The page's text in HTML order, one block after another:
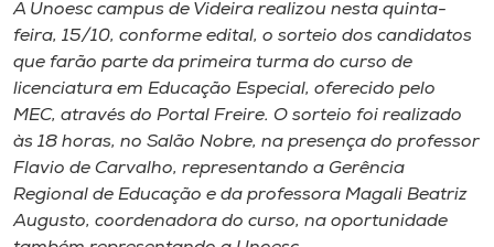
Cultura
CPA
Biblioteca
A Unoesc campus de Videira realizou nesta quinta-
feira, 15/10, conforme edital, o sorteio dos candidatos
que farão parte da primeira turma do curso de
licenciatura em Educação Especial, oferecido pelo
MEC, através do Portal Freire. O sorteio foi realizado
às 18 horas, no Salão Nobre, na presença do professor
Flavio de Carvalho, representando a Gerência
Regional de Educação e da professora Magali Beatriz
Augusto, coordenadora do curso, na oportunidade